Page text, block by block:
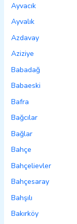
Ayvacık
Ayvalık
Azdavay
Aziziye
Babadağ
Babaeski
Bafra
Bağcılar
Bağlar
Bahçe
Bahçelievler
Bahçesaray
Bahşılı
Bakırköy